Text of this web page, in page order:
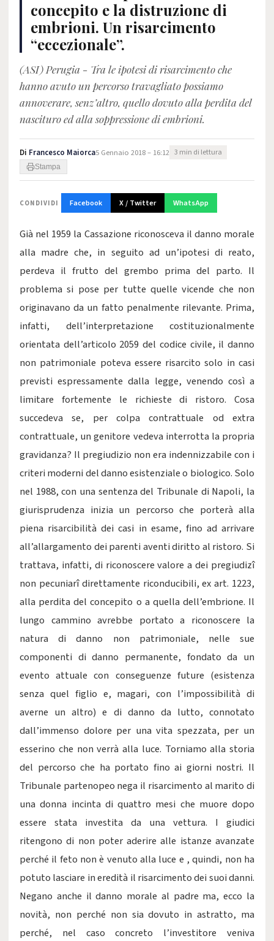
concepito e la distruzione di
embrioni. Un risarcimento
“eccezionale”.
(ASI) Perugia - Tra le ipotesi di risarcimento che
hanno avuto un percorso travagliato possiamo
annoverare, senz’altro, quello dovuto alla perdita del
nascituro ed alla soppressione di embrioni.
Di Francesco Maiorca5 Gennaio 2018 – 16:12 3 min di lettura
Stampa
CONDIVIDI Facebook X / Twitter WhatsApp
Già nel 1959 la Cassazione riconosceva il danno morale
alla madre che, in seguito ad un’ipotesi di reato,
perdeva il frutto del grembo prima del parto. Il
problema si pose per tutte quelle vicende che non
originavano da un fatto penalmente rilevante. Prima,
infatti, dell’interpretazione costituzionalmente
orientata dell’articolo 2059 del codice civile, il danno
non patrimoniale poteva essere risarcito solo in casi
previsti espressamente dalla legge, venendo così a
limitare fortemente le richieste di ristoro. Cosa
succedeva se, per colpa contrattuale od extra
contrattuale, un genitore vedeva interrotta la propria
gravidanza? Il pregiudizio non era indennizzabile con i
criteri moderni del danno esistenziale o biologico. Solo
nel 1988, con una sentenza del Tribunale di Napoli, la
giurisprudenza inizia un percorso che porterà alla
piena risarcibilità dei casi in esame, fino ad arrivare
all’allargamento dei parenti aventi diritto al ristoro. Si
trattava, infatti, di riconoscere valore a dei pregiudizî
non pecuniarî direttamente riconducibili, ex art. 1223,
alla perdita del concepito o a quella dell’embrione. Il
lungo cammino avrebbe portato a riconoscere la
natura di danno non patrimoniale, nelle sue
componenti di danno permanente, fondato da un
evento attuale con conseguenze future (esistenza
senza quel figlio e, magari, con l’impossibilità di
averne un altro) e di danno da lutto, connotato
dall’immenso dolore per una vita spezzata, per un
esserino che non verrà alla luce. Torniamo alla storia
del percorso che ha portato fino ai giorni nostri. Il
Tribunale partenopeo nega il risarcimento al marito di
una donna incinta di quattro mesi che muore dopo
essere stata investita da una vettura. I giudici
ritengono di non poter aderire alle istanze avanzate
perché il feto non è venuto alla luce e , quindi, non ha
potuto lasciare in eredità il risarcimento dei suoi danni.
Negano anche il danno morale al padre ma, ecco la
novità, non perché non sia dovuto in astratto, ma
perché, nel caso concreto l’investitore veniva